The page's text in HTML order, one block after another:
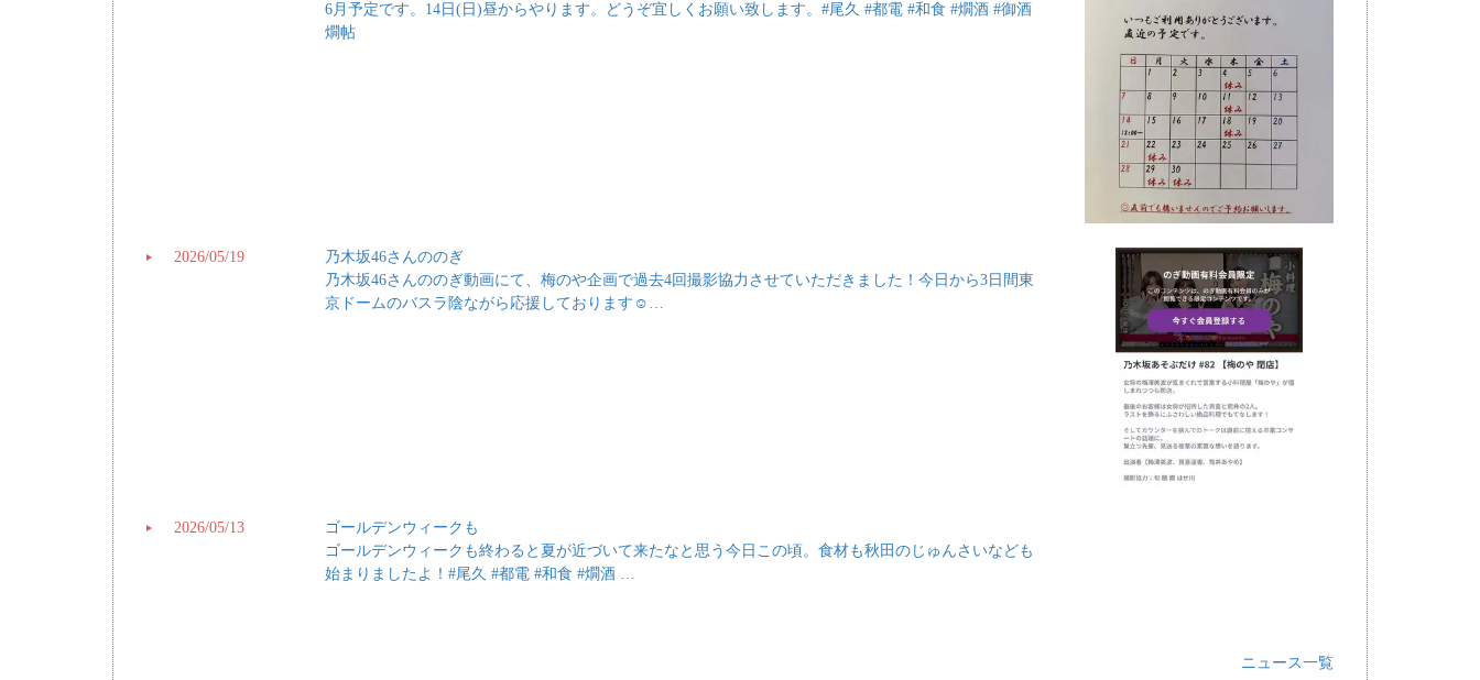
6月予定です。14日(日)昼からやります。どうぞ宜しくお願い致します。#尾久 #都電 #和食 #燗酒 #御酒
燗帖
2026/05/19
乃木坂46さんののぎ
乃木坂46さんののぎ動画にて、梅のや企画で過去4回撮影協力させていただきました！今日から3日間東
京ドームのバスラ陰ながら応援しております☺️…
2026/05/13
ゴールデンウィークも
ゴールデンウィークも終わると夏が近づいて来たなと思う今日この頃。食材も秋田のじゅんさいなども
始まりましたよ！#尾久 #都電 #和食 #燗酒 …
ニュース一覧